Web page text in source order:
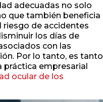
adecuadas no solo
que también beneficia
riesgo de accidentes
los días de
con las
Por lo tanto, es tanto
empresarial
ocular de los